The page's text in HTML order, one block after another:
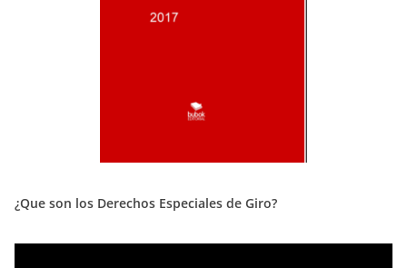
¿Que son los Derechos Especiales de Giro?